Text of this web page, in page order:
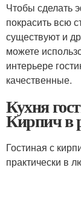
Чтобы сделать
покрасить всю
существуют и
можете
интерьере
качественные.
Кухня
Кирпич в
Гостиная с
практически в